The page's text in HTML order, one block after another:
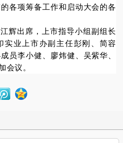
的各项筹备工作和启动大会的各
辉出席，上市指导小组副组长
实业上市办副主任彭刚、简容
员李小健、廖炜健、吴紫华、
会议。